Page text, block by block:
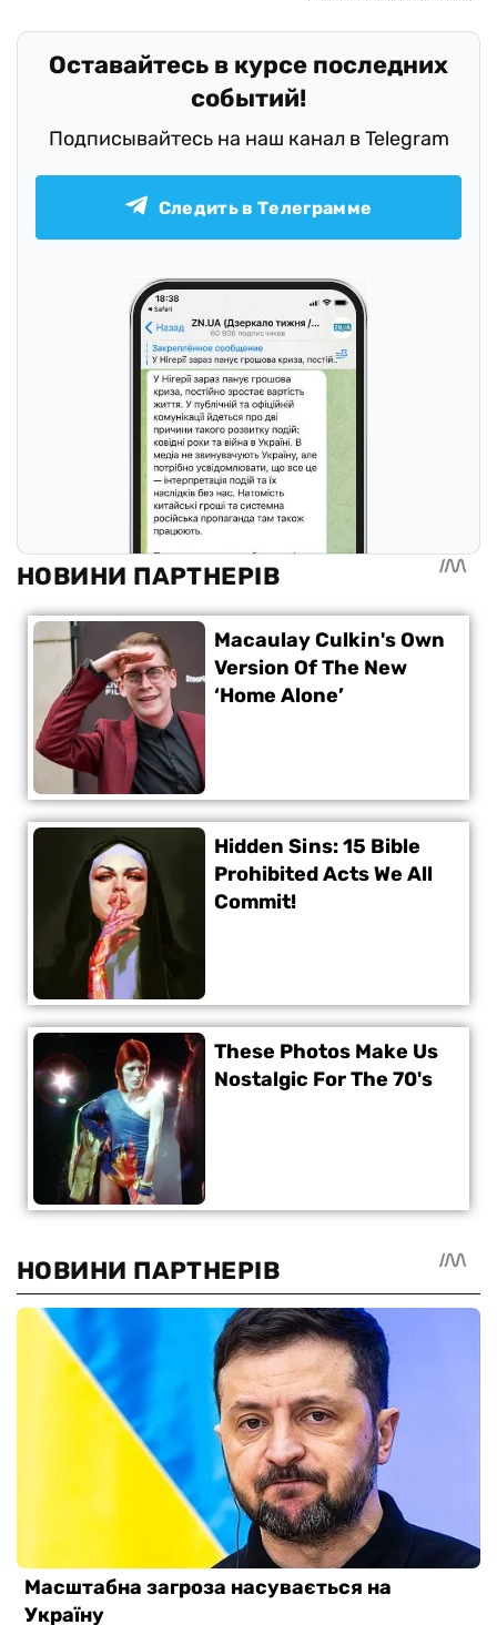
Оставайтесь в курсе последних
событий!
Подписывайтесь на наш канал в Telegram
Следить в Телеграмме